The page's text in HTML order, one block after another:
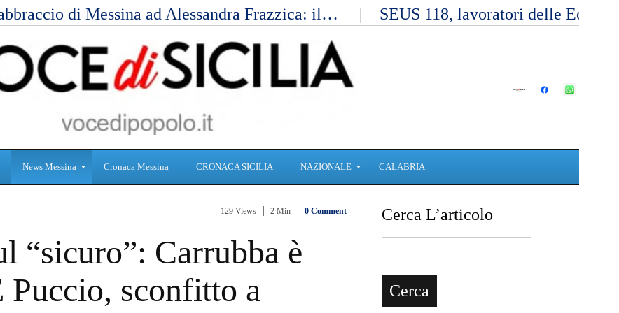
di Messina ad Alessandra Frazzica: il… SEUS 118, lavoratori delle
News Messina
à
Cronaca Messina CRONACA SICILIA NAZIONALE
o
n
CALABRIA
129 Views 2 Min 0 Comment
“sicuro”: Carrubba è
Puccio, sconfitto a
Cerca L’articolo